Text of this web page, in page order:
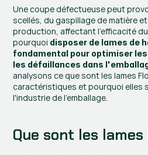
Une coupe défectueuse peut
scellés, du gaspillage de matière
production, affectant l'efficacité
pourquoi disposer de lames de
fondamental pour optimiser
les défaillances dans
analysons ce que sont les lames
caractéristiques et pourquoi elles
l'industrie de l'emballage.
Que sont les lames